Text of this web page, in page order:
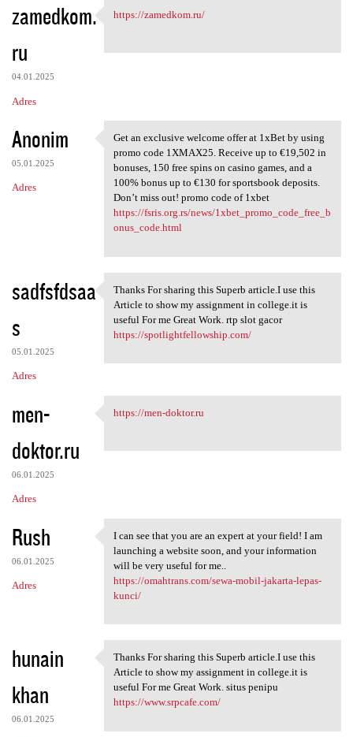
zamedkom.
ru
04.01.2025
Adres
https://zamedkom.ru/
https://zamedkom.ru/
Anonim
05.01.2025
Adres
Get an exclusive welcome
Get an exclusive welcome offer at 1xBet by using
promo code 1XMAX25. Receive up to €19,502 in
bonuses, 150 free spins on casino games, and a
100% bonus up to €130 for sportsbook deposits.
Don’t miss out! promo code of 1xbet
https://fsris.org.rs/news/1xbet_promo_code_free_b
onus_code.html
sadfsfdsaa
s
05.01.2025
Adres
Thanks For sharing this
Thanks For sharing this Superb article.I use this
Article to show my assignment in college.it is
useful For me Great Work. rtp slot gacor
https://spotlightfellowship.com/
men-
doktor.ru
06.01.2025
Adres
https://men-doktor.ru
https://men-doktor.ru
Rush
06.01.2025
Adres
I can see that you are an
I can see that you are an expert at your field! I am
launching a website soon, and your information
will be very useful for me..
https://omahtrans.com/sewa-mobil-jakarta-lepas-
kunci/
hunain
khan
06.01.2025
Thanks For sharing this
Thanks For sharing this Superb article.I use this
Article to show my assignment in college.it is
useful For me Great Work. situs penipu
https://www.srpcafe.com/